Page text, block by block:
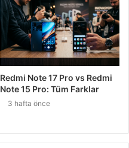
Redmi Note 17 Pro vs Redmi
Note 15 Pro: Tüm Farklar
3 hafta önce